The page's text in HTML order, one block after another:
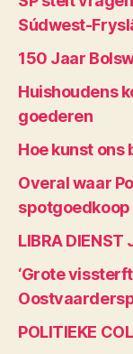
Súdwest-
150 Jaar
Huishoudens
goederen
Hoe kunst ons
Overal waar
spotgoedkoop
LIBRA DIENST
‘Grote
POLITIEKE